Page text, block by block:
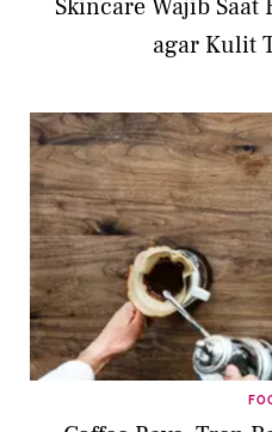
Skincare Wajib
agar Kulit